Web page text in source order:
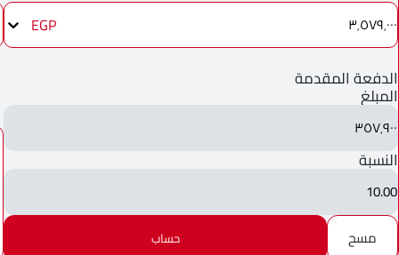
٣٬٥٧٩٬٠٠٠ EGP
الدفعة المقدمة
المبلغ
٣٥٧٬٩٠٠
النسبة
10.00
مسح
حساب